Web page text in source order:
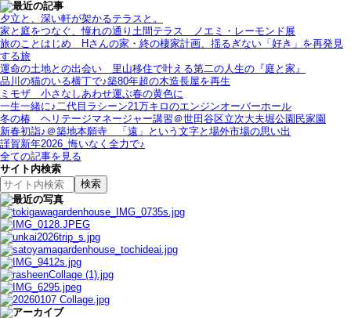
夕立と、深い軒が架かるテラスと。
家と庭をつなぐ、憧れの通り土間テラス＿ノエミ・レーモンド展
旅のことはじめ＿Hさんの家・終の棲家計画、揺るぎない「好き」を再発見
する旅
運命の土地との出会い＿里山移住で叶える第二の人生の『庭と家』
品川の猫のいる横丁で♪築80年超の木造長屋を再生
ミモザ＿小さなしあわせ運ぶ春の黄色に
一生一緒に♪二代目ラシーン21万キロのエンジンオーバーホール
冬の椿＿ヘリテージマネージャー講習＠世田谷区立次大夫堀公園民家園
新春初詣♪＠築地本願寺＿「遠」という文字と場外市場の思い出
謹賀新年2026_悔いなく全力で♪
全ての記事を見る
サイト内検索